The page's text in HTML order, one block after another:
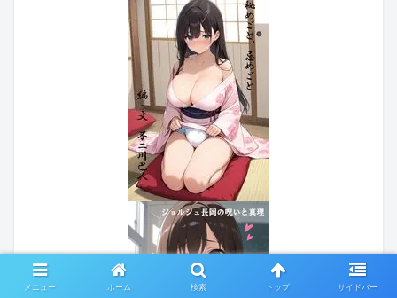
メニュー ホーム 検索 トップ サイドバー